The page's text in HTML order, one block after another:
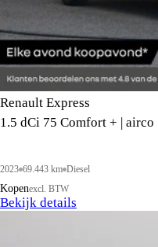
Renault Express
1.5 dCi 75 Comfort + |
2023 69.443 km Diesel
Kopenexcl. BTW
Bekijk details